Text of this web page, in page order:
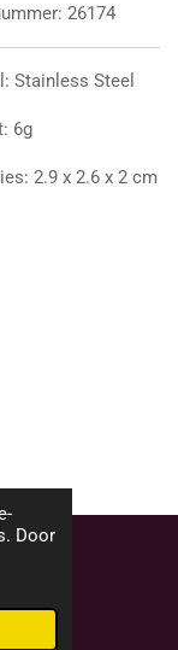
Door
26174
Stainless Steel
6g
2.9 x 2.6 x 2 cm